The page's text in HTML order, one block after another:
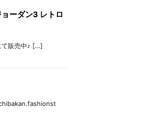
ーダン3 レトロ
販売中♪ […]